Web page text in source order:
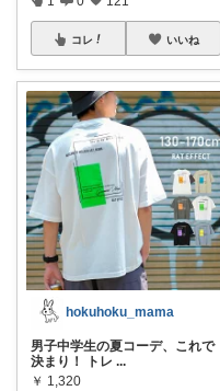
コレ いいね
hokuhoku_mama
男子中学生の夏コーデ、これで
決まり！ トレ ...
￥ 1,320